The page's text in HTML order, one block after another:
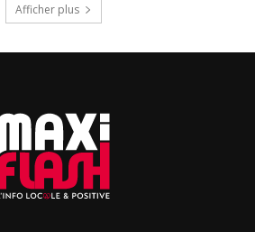
Afficher plus